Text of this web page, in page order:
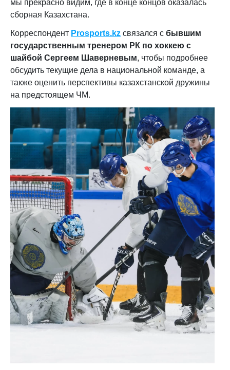
мы прекрасно видим, где в конце концов оказалась
сборная Казахстана.
Корреспондент Prosports.kz связался с бывшим
государственным тренером РК по хоккею с
шайбой Сергеем Шаверневым, чтобы подробнее
обсудить текущие дела в национальной команде, а
также оценить перспективы казахстанской дружины
на предстоящем ЧМ.